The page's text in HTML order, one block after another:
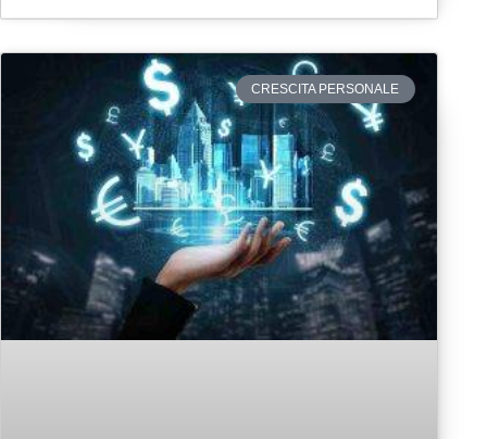
CRESCITA PERSONALE